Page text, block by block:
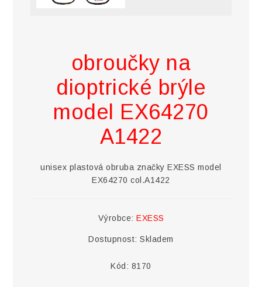
obroučky na
dioptrické brýle
model EX64270
A1422
unisex plastová obruba značky EXESS model
EX64270 col.A1422
Výrobce: EXESS
Dostupnost: Skladem
Kód: 8170